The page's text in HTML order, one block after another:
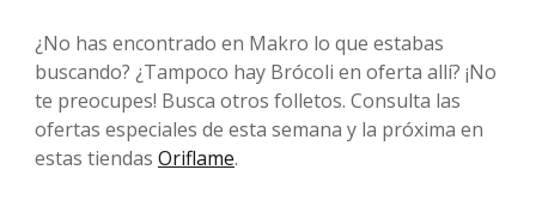
¿No has encontrado en Makro lo que estabas
buscando? ¿Tampoco hay Brócoli en oferta allí? ¡No
te preocupes! Busca otros folletos. Consulta las
ofertas especiales de esta semana y la próxima en
estas tiendas Oriflame.